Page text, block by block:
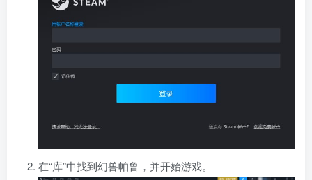
在“库”中找到幻兽帕鲁，并开始游戏。